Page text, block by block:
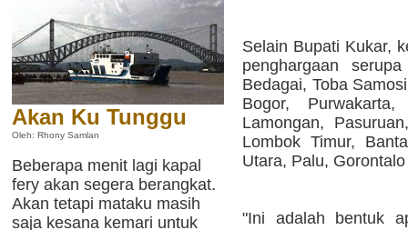
Akan Ku Tunggu
Oleh: Rhony Samlan
Beberapa menit lagi kapal
fery akan segera berangkat.
Akan tetapi mataku masih
saja kesana kemari untuk
Selain Bupati Kukar,
penghargaan
Bedagai, Toba
Bogor,
Lamongan,
Lombok Timur,
Utara, Palu,
"Ini adalah bentuk